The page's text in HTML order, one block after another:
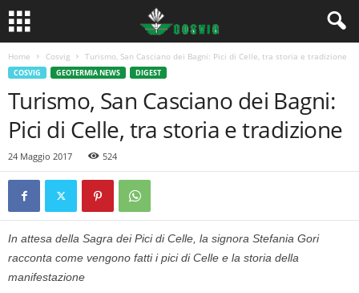
Home Cosvig Turismo, San Casciano dei Bagni: Pici di Celle, tra storia e tradizione
COSVIG GEOTERMIA NEWS DIGEST
Turismo, San Casciano dei Bagni:
Pici di Celle, tra storia e tradizione
24 Maggio 2017 524
In attesa della Sagra dei Pici di Celle, la signora Stefania Gori
racconta come vengono fatti i pici di Celle e la storia della
manifestazione